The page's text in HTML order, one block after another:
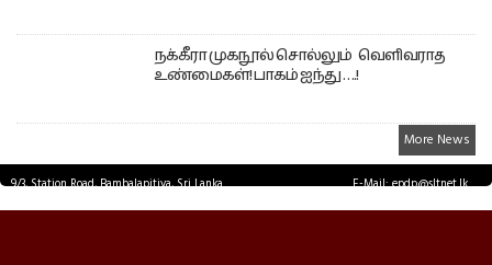
நக்கீரா முகநூல் சொல்லும் வெளிவராத
உண்மைகள்! பாகம் ஐந்து ….!
More News
9/3, Station Road, Bambalapitiya, Sri Lanka.
E-Mail: epdp@sltnet.lk